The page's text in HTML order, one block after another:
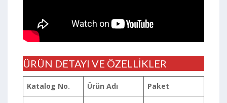
ÜRÜN DETAYI VE ÖZELLİKLER
Katalog No. Ürün Adı Paket